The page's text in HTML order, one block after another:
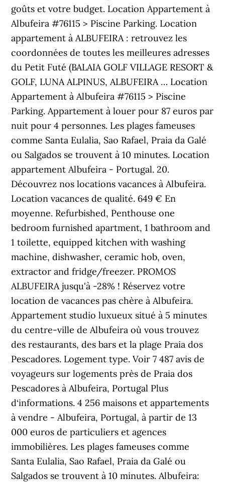
goûts et votre budget. Location Appartement à
Albufeira #76115 > Piscine Parking. Location
appartement à ALBUFEIRA : retrouvez les
coordonnées de toutes les meilleures adresses
du Petit Futé (BALAIA GOLF VILLAGE RESORT &
GOLF, LUNA ALPINUS, ALBUFEIRA … Location
Appartement à Albufeira #76115 > Piscine
Parking. Appartement à louer pour 87 euros par
nuit pour 4 personnes. Les plages fameuses
comme Santa Eulalia, Sao Rafael, Praia da Galé
ou Salgados se trouvent à 10 minutes. Location
appartement Albufeira - Portugal. 20.
Découvrez nos locations vacances à Albufeira. ️
Location vacances de qualité. 649 € En
moyenne. Refurbished, Penthouse one
bedroom furnished apartment, 1 bathroom and
1 toilette, equipped kitchen with washing
machine, dishwasher, ceramic hob, oven,
extractor and fridge/freezer. PROMOS
ALBUFEIRA jusqu'à -28% ! Réservez votre
location de vacances pas chère à Albufeira.
Appartement studio luxueux situé à 5 minutes
du centre-ville de Albufeira où vous trouvez
des restaurants, des bars et la plage Praia dos
Pescadores. Logement type. Voir 7 487 avis de
voyageurs sur logements près de Praia dos
Pescadores à Albufeira, Portugal Plus
d‘informations. 4 256 maisons et appartements
à vendre - Albufeira, Portugal, à partir de 13
000 euros de particuliers et agences
immobilières. Les plages fameuses comme
Santa Eulalia, Sao Rafael, Praia da Galé ou
Salgados se trouvent à 10 minutes. Albufeira: ️